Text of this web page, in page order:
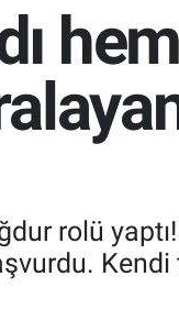
rolü
Kendi